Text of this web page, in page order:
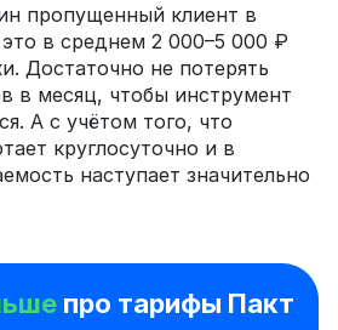
пропущенный клиент в
в среднем 2 000–5 000 ₽
Достаточно не потерять
в месяц, чтобы инструмент
А с учётом того, что
круглосуточно и в
наступает значительно
про тарифы Пакт